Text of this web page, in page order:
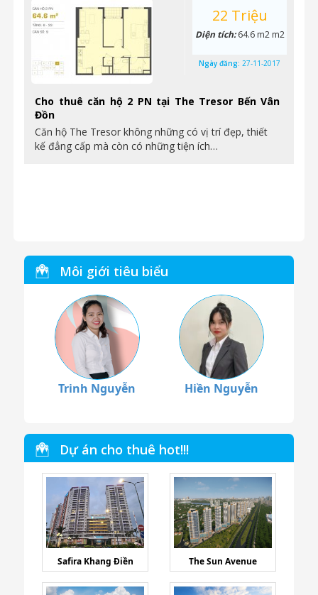
Cho thuê căn hộ 2 PN tại The Tresor Bến Vân
Đồn
Căn hộ The Tresor không những có vị trí đẹp, thiết
kế đẳng cấp mà còn có những tiện ích…
22 Triệu
Diện tích:64.6 m2 m2
Ngày đăng: 27-11-2017
Môi giới tiêu biểu
Trinh Nguyễn Hiền Nguyễn
Dự án cho thuê hot!!!
Safira Khang Điền The Sun Avenue